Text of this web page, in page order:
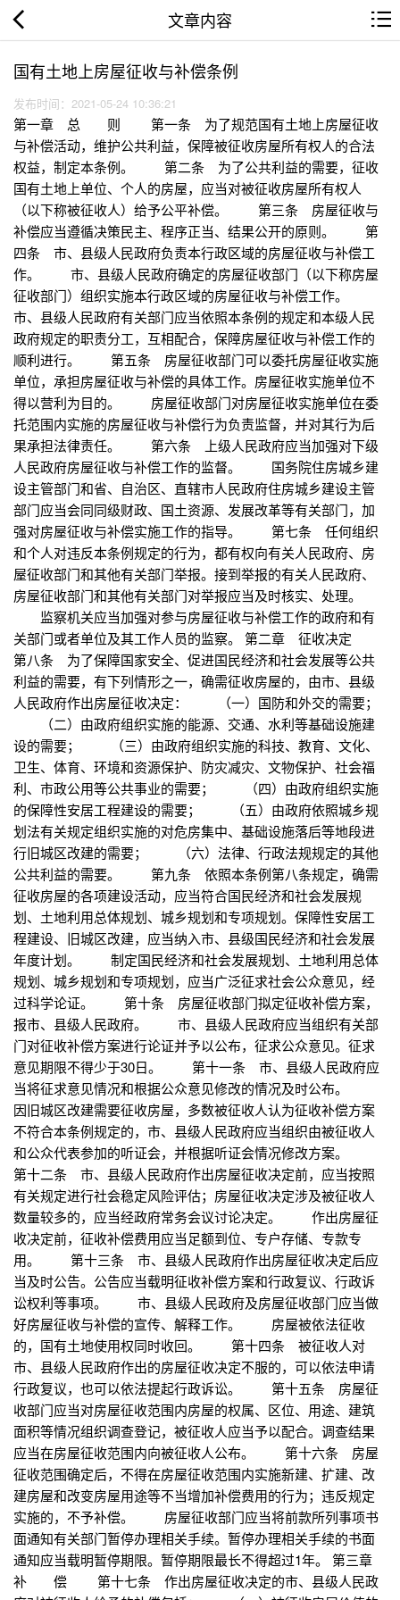
文章内容
国有土地上房屋征收与补偿条例
发布时间：2021-05-24 10:36:21
第一章 总 则 第一条 为了规范国有土地上房屋征收
与补偿活动，维护公共利益，保障被征收房屋所有权人的合法
权益，制定本条例。 第二条 为了公共利益的需要，征收
国有土地上单位、个人的房屋，应当对被征收房屋所有权人
（以下称被征收人）给予公平补偿。 第三条 房屋征收与
补偿应当遵循决策民主、程序正当、结果公开的原则。 第
四条 市、县级人民政府负责本行政区域的房屋征收与补偿工
作。 市、县级人民政府确定的房屋征收部门（以下称房屋
征收部门）组织实施本行政区域的房屋征收与补偿工作。
市、县级人民政府有关部门应当依照本条例的规定和本级人民
政府规定的职责分工，互相配合，保障房屋征收与补偿工作的
顺利进行。 第五条 房屋征收部门可以委托房屋征收实施
单位，承担房屋征收与补偿的具体工作。房屋征收实施单位不
得以营利为目的。 房屋征收部门对房屋征收实施单位在委
托范围内实施的房屋征收与补偿行为负责监督，并对其行为后
果承担法律责任。 第六条 上级人民政府应当加强对下级
人民政府房屋征收与补偿工作的监督。 国务院住房城乡建
设主管部门和省、自治区、直辖市人民政府住房城乡建设主管
部门应当会同同级财政、国土资源、发展改革等有关部门，加
强对房屋征收与补偿实施工作的指导。 第七条 任何组织
和个人对违反本条例规定的行为，都有权向有关人民政府、房
屋征收部门和其他有关部门举报。接到举报的有关人民政府、
房屋征收部门和其他有关部门对举报应当及时核实、处理。
监察机关应当加强对参与房屋征收与补偿工作的政府和有
关部门或者单位及其工作人员的监察。 第二章 征收决定
第八条 为了保障国家安全、促进国民经济和社会发展等公共
利益的需要，有下列情形之一，确需征收房屋的，由市、县级
人民政府作出房屋征收决定： （一）国防和外交的需要；
（二）由政府组织实施的能源、交通、水利等基础设施建
设的需要； （三）由政府组织实施的科技、教育、文化、
卫生、体育、环境和资源保护、防灾减灾、文物保护、社会福
利、市政公用等公共事业的需要； （四）由政府组织实施
的保障性安居工程建设的需要； （五）由政府依照城乡规
划法有关规定组织实施的对危房集中、基础设施落后等地段进
行旧城区改建的需要； （六）法律、行政法规规定的其他
公共利益的需要。 第九条 依照本条例第八条规定，确需
征收房屋的各项建设活动，应当符合国民经济和社会发展规
划、土地利用总体规划、城乡规划和专项规划。保障性安居工
程建设、旧城区改建，应当纳入市、县级国民经济和社会发展
年度计划。 制定国民经济和社会发展规划、土地利用总体
规划、城乡规划和专项规划，应当广泛征求社会公众意见，经
过科学论证。 第十条 房屋征收部门拟定征收补偿方案，
报市、县级人民政府。 市、县级人民政府应当组织有关部
门对征收补偿方案进行论证并予以公布，征求公众意见。征求
意见期限不得少于30日。 第十一条 市、县级人民政府应
当将征求意见情况和根据公众意见修改的情况及时公布。
因旧城区改建需要征收房屋，多数被征收人认为征收补偿方案
不符合本条例规定的，市、县级人民政府应当组织由被征收人
和公众代表参加的听证会，并根据听证会情况修改方案。
第十二条 市、县级人民政府作出房屋征收决定前，应当按照
有关规定进行社会稳定风险评估；房屋征收决定涉及被征收人
数量较多的，应当经政府常务会议讨论决定。 作出房屋征
收决定前，征收补偿费用应当足额到位、专户存储、专款专
用。 第十三条 市、县级人民政府作出房屋征收决定后应
当及时公告。公告应当载明征收补偿方案和行政复议、行政诉
讼权利等事项。 市、县级人民政府及房屋征收部门应当做
好房屋征收与补偿的宣传、解释工作。 房屋被依法征收
的，国有土地使用权同时收回。 第十四条 被征收人对
市、县级人民政府作出的房屋征收决定不服的，可以依法申请
行政复议，也可以依法提起行政诉讼。 第十五条 房屋征
收部门应当对房屋征收范围内房屋的权属、区位、用途、建筑
面积等情况组织调查登记，被征收人应当予以配合。调查结果
应当在房屋征收范围内向被征收人公布。 第十六条 房屋
征收范围确定后，不得在房屋征收范围内实施新建、扩建、改
建房屋和改变房屋用途等不当增加补偿费用的行为；违反规定
实施的，不予补偿。 房屋征收部门应当将前款所列事项书
面通知有关部门暂停办理相关手续。暂停办理相关手续的书面
通知应当载明暂停期限。暂停期限最长不得超过1年。 第三章
补 偿 第十七条 作出房屋征收决定的市、县级人民政